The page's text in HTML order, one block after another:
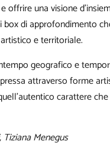
offrire una visione
di approfondimento
e territoriale.
geografico e
attraverso forme
carattere che
Menegus